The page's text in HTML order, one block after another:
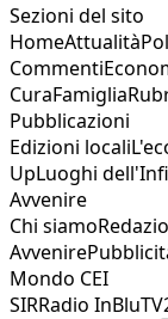
Sezioni del sito
HomeAttualità
Commenti
CuraFamiglia
Pubblicazioni
Edizioni locali
UpLuoghi
Avvenire
Chi siamo
Avvenire
Mondo CEI
SIRRadio InBlu